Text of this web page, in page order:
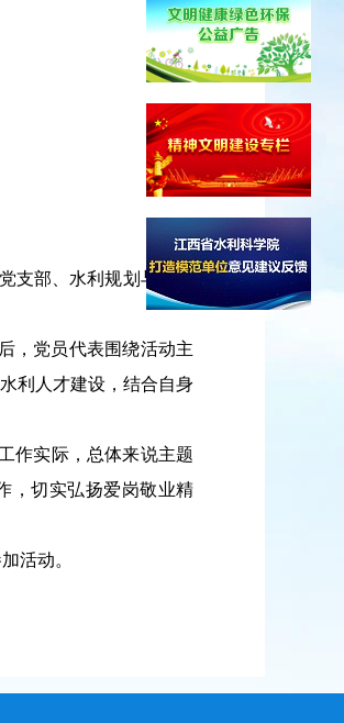
支部、水利规划与发展
， 党员代表围绕活动主
利人才建设 ， 结合自身
作实际，总体来说主题
，切实弘扬爱岗敬业精
活动。